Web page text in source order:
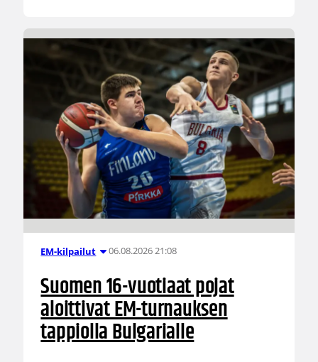
EM-kilpailut 06.08.2026 21:08
Suomen 16-vuotiaat pojat
aloittivat EM-turnauksen
tappiolla Bulgarialle